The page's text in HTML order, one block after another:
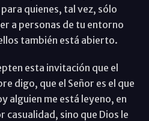
quienes, tal vez, sólo
a personas de tu entorno
también está abierto.
esta invitación que el
digo, que el Señor es el que
alguien me está leyeno, en
casualidad, sino que Dios le